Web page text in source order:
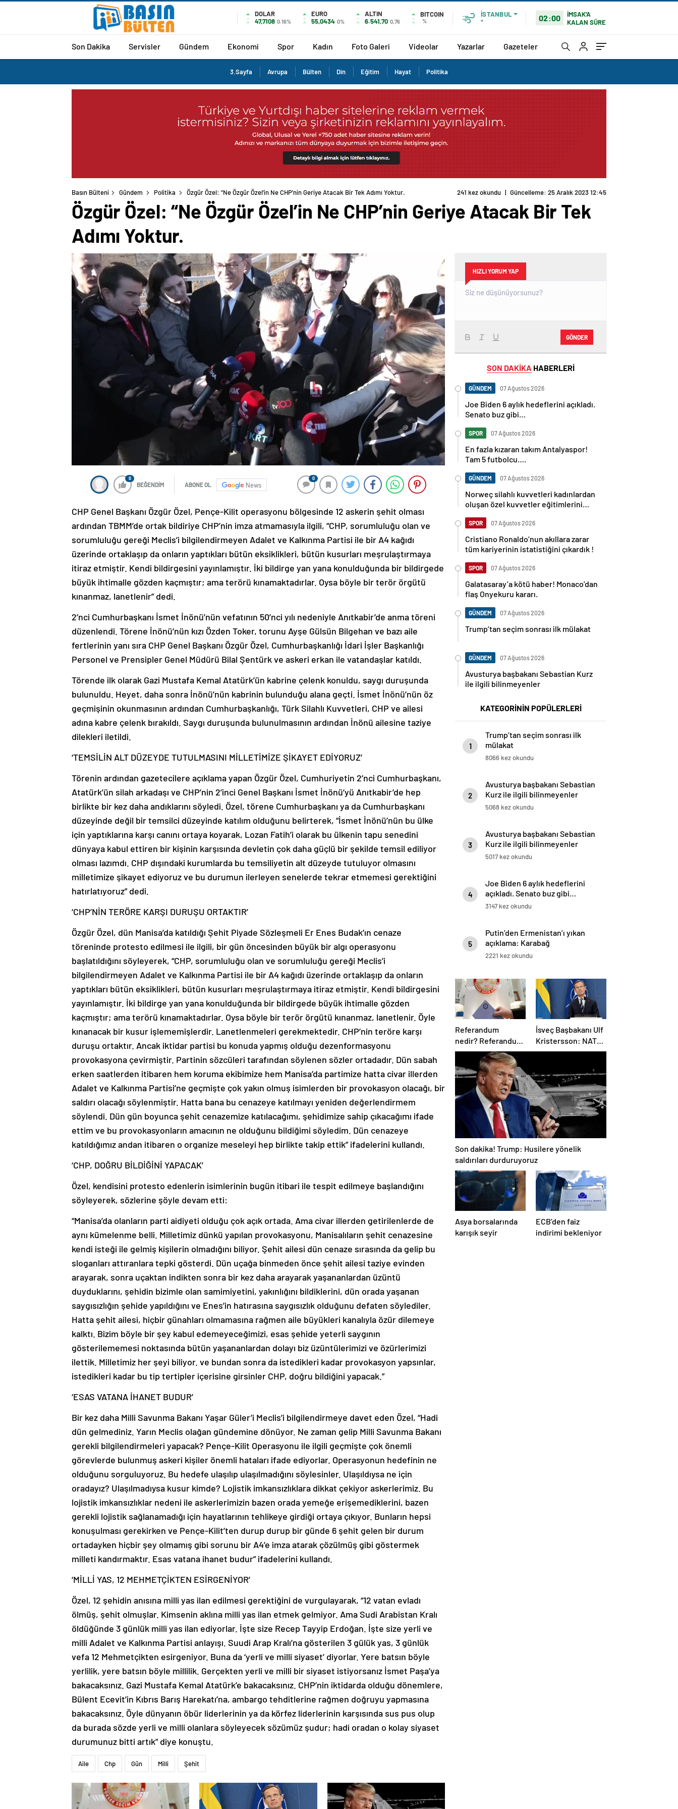
DOLAR
47,7108 0.16%
EURO
55,0434 0%
ALTIN
6.541,70 0,76
BITCOIN
%
İSTANBUL
°
02:00
İMSAK'A
KALAN SÜRE
Son Dakika Servisler Gündem Ekonomi Spor Kadın Foto Galeri Videolar Yazarlar Gazeteler
3.Sayfa Avrupa Bülten Din Eğitim Hayat Politika
Basın Bülteni Gündem Politika Özgür Özel: “Ne Özgür Özel’in Ne CHP’nin Geriye Atacak Bir Tek Adımı Yoktur. 241 kez okundu | Güncelleme: 25 Aralık 2023 12:45
Özgür Özel: “Ne Özgür Özel’in Ne CHP’nin Geriye Atacak Bir Tek
Adımı Yoktur.
0
BEĞENDİM ABONE OL News
0
CHP Genel Başkanı Özgür Özel, Pençe-Kilit operasyonu bölgesinde 12 askerin şehit olması
ardından TBMM’de ortak bildiriye CHP’nin imza atmamasıyla ilgili, “CHP, sorumluluğu olan ve
sorumluluğu gereği Meclis’i bilgilendirmeyen Adalet ve Kalkınma Partisi ile bir A4 kağıdı
üzerinde ortaklaşıp da onların yaptıkları bütün eksiklikleri, bütün kusurları meşrulaştırmaya
itiraz etmiştir. Kendi bildirgesini yayınlamıştır. İki bildirge yan yana konulduğunda bir bildirgede
büyük ihtimalle gözden kaçmıştır; ama terörü kınamaktadırlar. Oysa böyle bir terör örgütü
kınanmaz, lanetlenir” dedi.
2’nci Cumhurbaşkanı İsmet İnönü’nün vefatının 50’nci yılı nedeniyle Anıtkabir’de anma töreni
düzenlendi. Törene İnönü’nün kızı Özden Toker, torunu Ayşe Gülsün Bilgehan ve bazı aile
fertlerinin yanı sıra CHP Genel Başkanı Özgür Özel, Cumhurbaşkanlığı İdari İşler Başkanlığı
Personel ve Prensipler Genel Müdürü Bilal Şentürk ve askeri erkan ile vatandaşlar katıldı.
Törende ilk olarak Gazi Mustafa Kemal Atatürk’ün kabrine çelenk konuldu, saygı duruşunda
bulunuldu. Heyet, daha sonra İnönü’nün kabrinin bulunduğu alana geçti. İsmet İnönü’nün öz
geçmişinin okunmasının ardından Cumhurbaşkanlığı, Türk Silahlı Kuvvetleri, CHP ve ailesi
adına kabre çelenk bırakıldı. Saygı duruşunda bulunulmasının ardından İnönü ailesine taziye
dilekleri iletildi.
‘TEMSİLİN ALT DÜZEYDE TUTULMASINI MİLLETİMİZE ŞİKAYET EDİYORUZ’
Törenin ardından gazetecilere açıklama yapan Özgür Özel, Cumhuriyetin 2’nci Cumhurbaşkanı,
Atatürk’ün silah arkadaşı ve CHP’nin 2’inci Genel Başkanı İsmet İnönü’yü Anıtkabir’de hep
birlikte bir kez daha andıklarını söyledi. Özel, törene Cumhurbaşkanı ya da Cumhurbaşkanı
düzeyinde değil bir temsilci düzeyinde katılım olduğunu belirterek, “İsmet İnönü’nün bu ülke
için yaptıklarına karşı canını ortaya koyarak, Lozan Fatih’i olarak bu ülkenin tapu senedini
dünyaya kabul ettiren bir kişinin karşısında devletin çok daha güçlü bir şekilde temsil ediliyor
olması lazımdı. CHP dışındaki kurumlarda bu temsiliyetin alt düzeyde tutuluyor olmasını
milletimize şikayet ediyoruz ve bu durumun ilerleyen senelerde tekrar etmemesi gerektiğini
hatırlatıyoruz” dedi.
‘CHP’NİN TERÖRE KARŞI DURUŞU ORTAKTIR’
Özgür Özel, dün Manisa’da katıldığı Şehit Piyade Sözleşmeli Er Enes Budak’ın cenaze
töreninde protesto edilmesi ile ilgili, bir gün öncesinden büyük bir algı operasyonu
başlatıldığını söyleyerek, “CHP, sorumluluğu olan ve sorumluluğu gereği Meclis’i
bilgilendirmeyen Adalet ve Kalkınma Partisi ile bir A4 kağıdı üzerinde ortaklaşıp da onların
yaptıkları bütün eksiklikleri, bütün kusurları meşrulaştırmaya itiraz etmiştir. Kendi bildirgesini
yayınlamıştır. İki bildirge yan yana konulduğunda bir bildirgede büyük ihtimalle gözden
kaçmıştır; ama terörü kınamaktadırlar. Oysa böyle bir terör örgütü kınanmaz, lanetlenir. Öyle
kınanacak bir kusur işlememişlerdir. Lanetlenmeleri gerekmektedir. CHP’nin teröre karşı
duruşu ortaktır. Ancak iktidar partisi bu konuda yapmış olduğu dezenformasyonu
provokasyona çevirmiştir. Partinin sözcüleri tarafından söylenen sözler ortadadır. Dün sabah
erken saatlerden itibaren hem koruma ekibimize hem Manisa’da partimize hatta civar illerden
Adalet ve Kalkınma Partisi’ne geçmişte çok yakın olmuş isimlerden bir provokasyon olacağı, bir
saldırı olacağı söylenmiştir. Hatta bana bu cenazeye katılmayı yeniden değerlendirmem
söylendi. Dün gün boyunca şehit cenazemize katılacağımı, şehidimize sahip çıkacağımı ifade
ettim ve bu provokasyonların amacının ne olduğunu bildiğimi söyledim. Dün cenazeye
katıldığımız andan itibaren o organize meseleyi hep birlikte takip ettik” ifadelerini kullandı.
‘CHP, DOĞRU BİLDİĞİNİ YAPACAK’
Özel, kendisini protesto edenlerin isimlerinin bugün itibari ile tespit edilmeye başlandığını
söyleyerek, sözlerine şöyle devam etti:
“Manisa’da olanların parti aidiyeti olduğu çok açık ortada. Ama civar illerden getirilenlerde de
aynı kümelenme belli. Milletimiz dünkü yapılan provokasyonu, Manisalıların şehit cenazesine
kendi isteği ile gelmiş kişilerin olmadığını biliyor. Şehit ailesi dün cenaze sırasında da gelip bu
sloganları attıranlara tepki gösterdi. Dün uçağa binmeden önce şehit ailesi taziye evinden
arayarak, sonra uçaktan indikten sonra bir kez daha arayarak yaşananlardan üzüntü
duyduklarını, şehidin bizimle olan samimiyetini, yakınlığını bildiklerini, dün orada yaşanan
saygısızlığın şehide yapıldığını ve Enes’in hatırasına saygısızlık olduğunu defaten söylediler.
Hatta şehit ailesi, hiçbir günahları olmamasına rağmen aile büyükleri kanalıyla özür dilemeye
kalktı. Bizim böyle bir şey kabul edemeyeceğimizi, esas şehide yeterli saygının
gösterilememesi noktasında bütün yaşananlardan dolayı biz üzüntülerimizi ve özürlerimizi
ilettik. Milletimiz her şeyi biliyor. ve bundan sonra da istedikleri kadar provokasyon yapsınlar,
istedikleri kadar bu tip tertipler içerisine girsinler CHP, doğru bildiğini yapacak.”
‘ESAS VATANA İHANET BUDUR’
Bir kez daha Milli Savunma Bakanı Yaşar Güler’i Meclis’i bilgilendirmeye davet eden Özel, “Hadi
dün gelmediniz. Yarın Meclis olağan gündemine dönüyor. Ne zaman gelip Milli Savunma Bakanı
gerekli bilgilendirmeleri yapacak? Pençe-Kilit Operasyonu ile ilgili geçmişte çok önemli
görevlerde bulunmuş askeri kişiler önemli hataları ifade ediyorlar. Operasyonun hedefinin ne
olduğunu sorguluyoruz. Bu hedefe ulaşılıp ulaşılmadığını söylesinler. Ulaşıldıysa ne için
oradayız? Ulaşılmadıysa kusur kimde? Lojistik imkansızlıklara dikkat çekiyor askerlerimiz. Bu
lojistik imkansızlıklar nedeni ile askerlerimizin bazen orada yemeğe erişemediklerini, bazen
gerekli lojistik sağlanamadığı için hayatlarının tehlikeye girdiği ortaya çıkıyor. Bunların hepsi
konuşulması gerekirken ve Pençe-Kilit’ten durup durup bir günde 6 şehit gelen bir durum
ortadayken hiçbir şey olmamış gibi sorunu bir A4’e imza atarak çözülmüş gibi göstermek
milleti kandırmaktır. Esas vatana ihanet budur” ifadelerini kullandı.
‘MİLLİ YAS, 12 MEHMETÇİKTEN ESİRGENİYOR’
Özel, 12 şehidin anısına milli yas ilan edilmesi gerektiğini de vurgulayarak, “12 vatan evladı
ölmüş, şehit olmuşlar. Kimsenin aklına milli yas ilan etmek gelmiyor. Ama Sudi Arabistan Kralı
öldüğünde 3 günlük milli yas ilan ediyorlar. İşte size Recep Tayyip Erdoğan. İşte size yerli ve
milli Adalet ve Kalkınma Partisi anlayışı. Suudi Arap Kralı’na gösterilen 3 gülük yas, 3 günlük
vefa 12 Mehmetçikten esirgeniyor. Buna da ‘yerli ve milli siyaset’ diyorlar. Yere batsın böyle
yerlilik, yere batsın böyle millilik. Gerçekten yerli ve milli bir siyaset istiyorsanız İsmet Paşa’ya
bakacaksınız. Gazi Mustafa Kemal Atatürk’e bakacaksınız. CHP’nin iktidarda olduğu dönemlere,
Bülent Ecevit’in Kıbrıs Barış Harekatı’na, ambargo tehditlerine rağmen doğruyu yapmasına
bakacaksınız. Öyle dünyanın öbür liderlerinin ya da körfez liderlerinin karşısında sus pus olup
da burada sözde yerli ve milli olanlara söyleyecek sözümüz şudur; hadi oradan o kolay siyaset
durumunuz bitti artık” diye konuştu.
Aile Chp Gün Milli Şehit
HIZLI YORUM YAP
GÖNDER
SON DAKİKA HABERLERİ
GÜNDEM 07 Ağustos 2026
Joe Biden 6 aylık hedeflerini açıkladı.
Senato buz gibi…
SPOR 07 Ağustos 2026
En fazla kızaran takım Antalyaspor!
Tam 5 futbolcu….
GÜNDEM 07 Ağustos 2026
Norweç silahlı kuvvetleri kadınlardan
oluşan özel kuvvetler eğitimlerini
SPOR 07 Ağustos 2026
Cristiano Ronaldo’nun akıllara zarar
tüm kariyerinin istatistiğini çıkardık !
SPOR 07 Ağustos 2026
Galatasaray’a kötü haber! Monaco’dan
flaş Onyekuru kararı.
GÜNDEM 07 Ağustos 2026
Trump’tan seçim sonrası ilk mülakat
GÜNDEM 07 Ağustos 2026
Avusturya başbakanı Sebastian Kurz
ile ilgili bilinmeyenler
KATEGORİNİN POPÜLERLERİ
1
Trump’tan seçim sonrası ilk
mülakat
8066 kez okundu
2
Avusturya başbakanı Sebastian
Kurz ile ilgili bilinmeyenler
5068 kez okundu
3
Avusturya başbakanı Sebastian
Kurz ile ilgili bilinmeyenler
5017 kez okundu
4
Joe Biden 6 aylık hedeflerini
açıkladı. Senato buz gibi…
3147 kez okundu
5
Putin’den Ermenistan’ı yıkan
açıklama: Karabağ
Azerbaycan’ın ayrılmaz bir
2221 kez okundu
Referandum
nedir? Referandumun
yapılma nedenleri
İsveç Başbakanı Ulf
Kristersson: NATO
ülkeleri savunma
artıracak
Son dakika! Trump: Husilere yönelik
saldırıları durduruyoruz
Asya borsalarında
karışık seyir
ECB’den faiz
indirimi bekleniyor